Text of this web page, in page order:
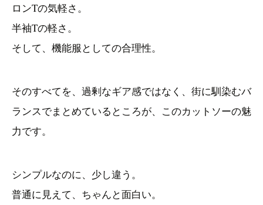
ロンTの気軽さ。
半袖Tの軽さ。
そして、機能服としての合理性。
そのすべてを、過剰なギア感ではなく、街に馴染むバ
ランスでまとめているところが、このカットソーの魅
力です。
シンプルなのに、少し違う。
普通に見えて、ちゃんと面白い。